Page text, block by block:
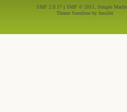
SMF 2.0.17 | SMF © 2011, Simple
Theme Sunshine by fussilet